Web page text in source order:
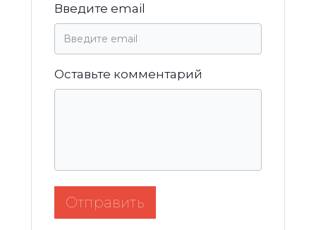
Введите email
Оставьте комментарий
Отправить